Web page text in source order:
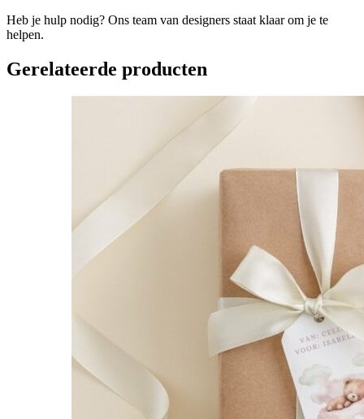
Heb je hulp nodig? Ons team van designers staat klaar om je te
helpen.
Gerelateerde producten